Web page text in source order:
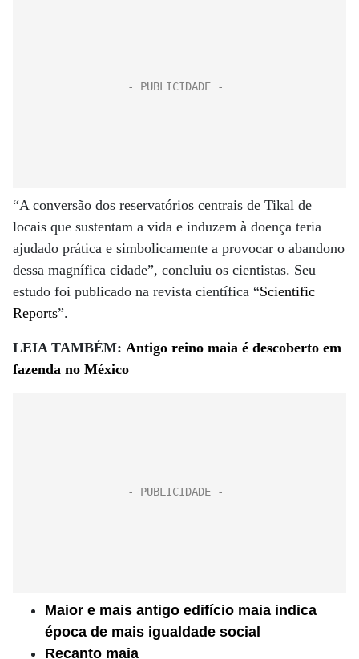
“A conversão dos reservatórios centrais de Tikal de
locais que sustentam a vida e induzem à doença teria
ajudado prática e simbolicamente a provocar o abandono
dessa magnífica cidade”, concluiu os cientistas. Seu
estudo foi publicado na revista científica “Scientific
Reports”.
LEIA TAMBÉM: Antigo reino maia é descoberto em
fazenda no México
Maior e mais antigo edifício maia indica
época de mais igualdade social
Recanto maia